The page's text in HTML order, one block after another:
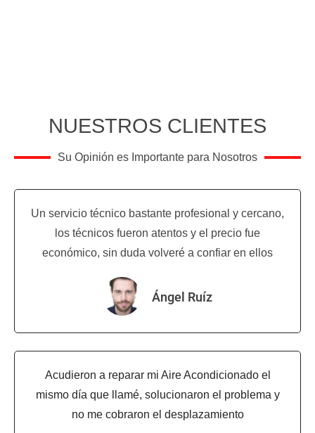
NUESTROS CLIENTES
Su Opinión es Importante para Nosotros
Un servicio técnico bastante profesional y cercano,
los técnicos fueron atentos y el precio fue
económico, sin duda volveré a confiar en ellos
Ángel Ruíz
Acudieron a reparar mi Aire Acondicionado el
mismo día que llamé, solucionaron el problema y
no me cobraron el desplazamiento